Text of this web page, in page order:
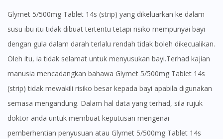
Glymet 5/500mg Tablet 14s (strip) yang dikeluarkan ke dalam
susu ibu itu tidak dibuat tertentu tetapi risiko mempunyai bayi
dengan gula dalam darah terlalu rendah tidak boleh dikecualikan.
Oleh itu, ia tidak selamat untuk menyusukan bayi.Terhad kajian
manusia mencadangkan bahawa Glymet 5/500mg Tablet 14s
(strip) tidak mewakili risiko besar kepada bayi apabila digunakan
semasa mengandung. Dalam hal data yang terhad, sila rujuk
doktor anda untuk membuat keputusan mengenai
pemberhentian penyusuan atau Glymet 5/500mg Tablet 14s